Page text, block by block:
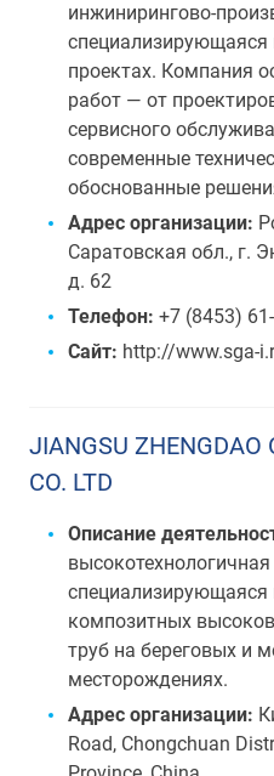
инжинирингово-
специализирующаяся
проектах. Компания
работ — от
сервисного
современные
обоснованные
Адрес организации:
Саратовская обл., г.
д. 62
Телефон: +7 (8453)
Сайт: http://www.sga-
JIANGSU ZHENGDAO
CO. LTD
Описание
специализирующаяся
композитных
труб на береговых и
месторождениях.
Адрес организации:
Road, Chongchuan